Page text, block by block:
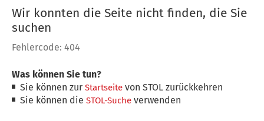
Wir konnten die Seite nicht finden, die Sie
suchen
Fehlercode: 404
Was können Sie tun?
Sie können zurStartseite von STOL zurückkehren
Sie können dieSTOL-Suche verwenden